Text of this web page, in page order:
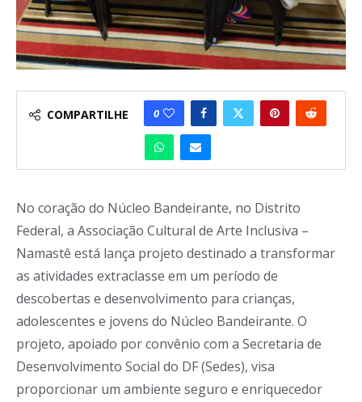
COMPARTILHE 0
No coração do Núcleo Bandeirante, no Distrito
Federal, a Associação Cultural de Arte Inclusiva –
Namastê está lança projeto destinado a transformar
as atividades extraclasse em um período de
descobertas e desenvolvimento para crianças,
adolescentes e jovens do Núcleo Bandeirante. O
projeto, apoiado por convênio com a Secretaria de
Desenvolvimento Social do DF (Sedes), visa
proporcionar um ambiente seguro e enriquecedor